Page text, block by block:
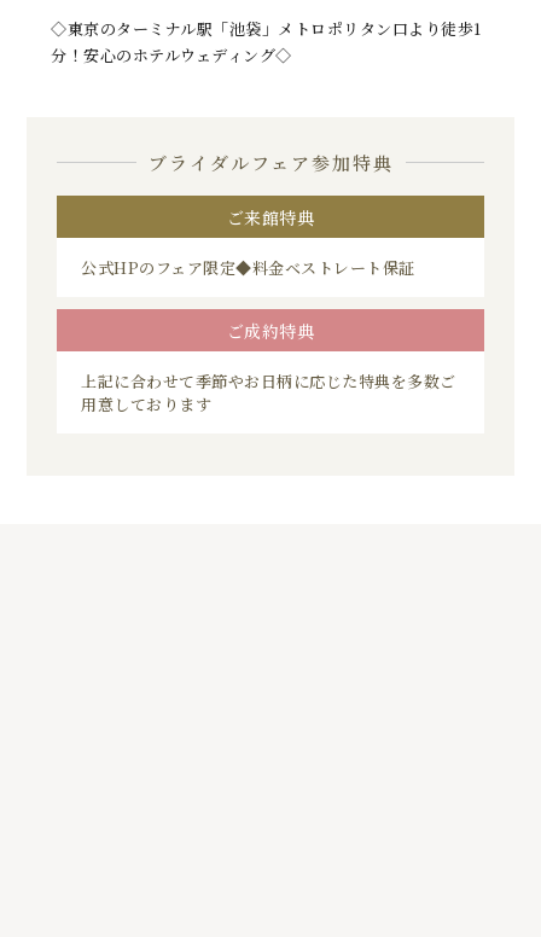
◇東京のターミナル駅「池袋」メトロポリタン口より徒歩1
分！安心のホテルウェディング◇
ブライダルフェア参加特典
ご来館特典
公式HPのフェア限定◆料金ベストレート保証
ご成約特典
上記に合わせて季節やお日柄に応じた特典を多数ご
用意しております